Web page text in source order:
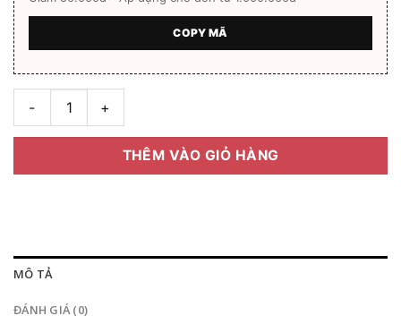
COPY MÃ
Tròng kính chống ánh sánh xanh thông minh Rocky Lens 1.61
THÊM VÀO GIỎ HÀNG
MÔ TẢ
ĐÁNH GIÁ (0)